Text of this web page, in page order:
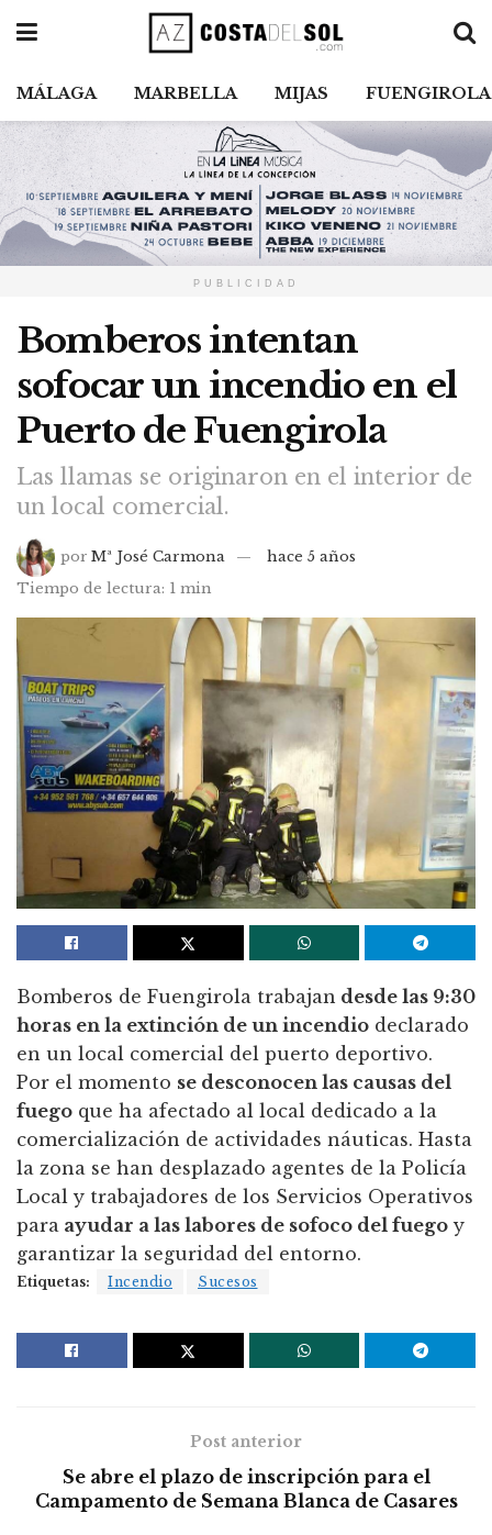
MÁLAGA MARBELLA MIJAS FUENGIROLA
PUBLICIDAD
Bomberos intentan
sofocar un incendio en el
Puerto de Fuengirola
Las llamas se originaron en el interior de
un local comercial.
por Mª José Carmona
hace 5 años
Tiempo de lectura: 1 min
Bomberos de Fuengirola trabajan desde las 9:30
horas en la extinción de un incendio declarado
en un local comercial del puerto deportivo.
Por el momento se desconocen las causas del
fuego que ha afectado al local dedicado a la
comercialización de actividades náuticas. Hasta
la zona se han desplazado agentes de la Policía
Local y trabajadores de los Servicios Operativos
para ayudar a las labores de sofoco del fuego y
garantizar la seguridad del entorno.
Etiquetas: Incendio Sucesos
Post anterior
Se abre el plazo de inscripción para el
Campamento de Semana Blanca de Casares